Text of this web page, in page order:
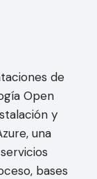
de
Open
y
una
bases